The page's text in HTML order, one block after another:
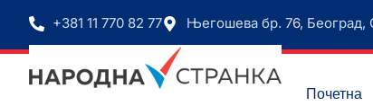
+381 11 770 82 77 Његошева бр. 76, Београд,
Почетна